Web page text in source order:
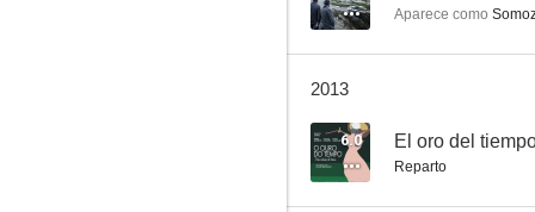
Aparece como
2013
6.0 El oro del
Reparto